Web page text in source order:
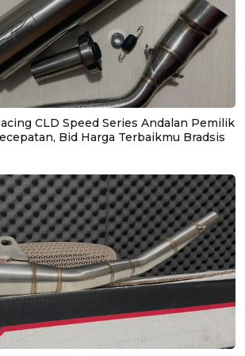
CLD Speed Series Andalan Pemilik
Bid Harga Terbaikmu Bradsis